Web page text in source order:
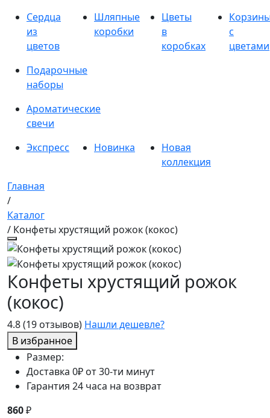
Сердца
из
цветов
Шляпные
коробки
Цветы
в
коробках
с
цветами
Подарочные
наборы
Ароматические
свечи
Экспресс
Новинка
Новая
коллекция
Главная
/
Каталог
/ Конфеты хрустящий рожок (кокос)
4.8(19 отзывов) Нашли дешевле?
В избранное
Конфеты хрустящий рожок
(кокос)
Размер:
Доставка 0₽ от 30-ти минут
Гарантия 24 часа на возврат
860₽